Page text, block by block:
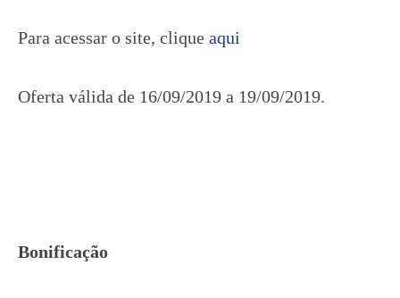
Para acessar o site, clique aqui
Oferta válida de 16/09/2019 a 19/09/2019.
Bonificação